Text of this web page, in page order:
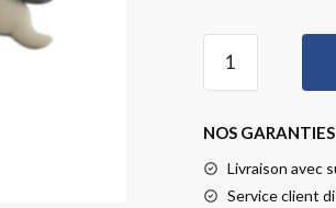
NOS GARANTIES
Livraison avec
Service client